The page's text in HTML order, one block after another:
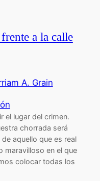
a la calle
A. Grain
el lugar del crimen.
chorrada será
aquello que es real
maravilloso en el que
colocar todas los